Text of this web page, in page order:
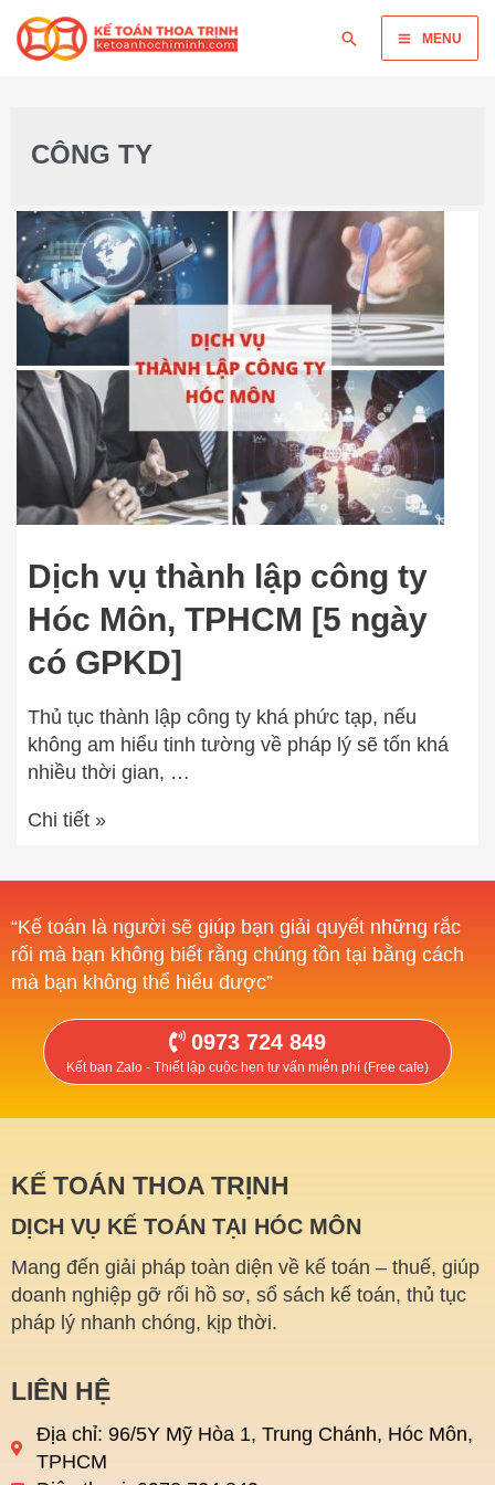
MENU
CÔNG TY
Dịch vụ thành lập công ty
Hóc Môn, TPHCM [5 ngày
có GPKD]
Thủ tục thành lập công ty khá phức tạp, nếu
không am hiểu tinh tường về pháp lý sẽ tốn khá
nhiều thời gian, …
Chi tiết »
“Kế toán là người sẽ giúp bạn giải quyết những rắc
rối mà bạn không biết rằng chúng tồn tại bằng cách
mà bạn không thể hiểu được”
0973 724 849
Kết bạn Zalo - Thiết lập cuộc hẹn tư vấn miễn phí (Free cafe)
KẾ TOÁN THOA TRỊNH
DỊCH VỤ KẾ TOÁN TẠI HÓC MÔN
Mang đến giải pháp toàn diện về kế toán – thuế, giúp
doanh nghiệp gỡ rối hồ sơ, sổ sách kế toán, thủ tục
pháp lý nhanh chóng, kịp thời.
LIÊN HỆ
Địa chỉ: 96/5Y Mỹ Hòa 1, Trung Chánh, Hóc Môn,
TPHCM